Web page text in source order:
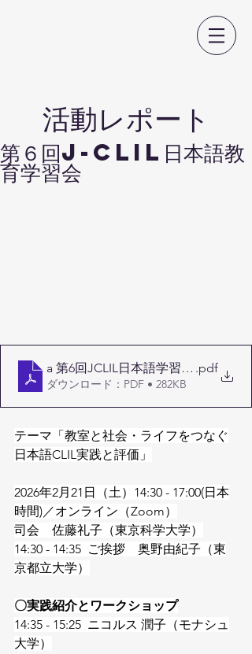
​活動レポート
第６回J-CLIL日本語教
育学習会
a 第6回JCLIL日本語学習会_チラシ
.pdf
ダウンロード：PDF • 282KB
テーマ「教室と社会・ライフをつなぐ
日本語CLIL実践と評価」
2026年2月21日（土）14:30 - 17:00(日本
時間)／オンライン（Zoom）
司会　佐藤礼子（東京科学大学）
14:30 - 14:35  ご挨拶　奥野由紀子（東
京都立大学）
〇実践紹介とワークショップ
14:35 - 15:25  ニコルス 潤子（モナシュ
大学）